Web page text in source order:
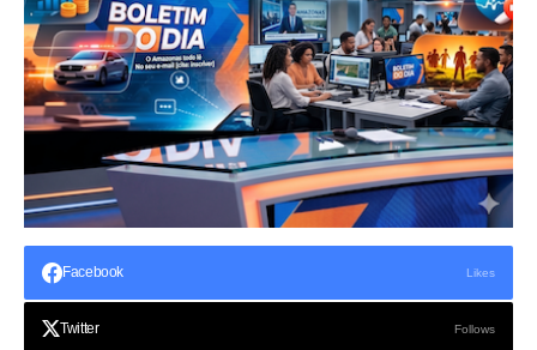
Facebook Likes
Twitter Follows